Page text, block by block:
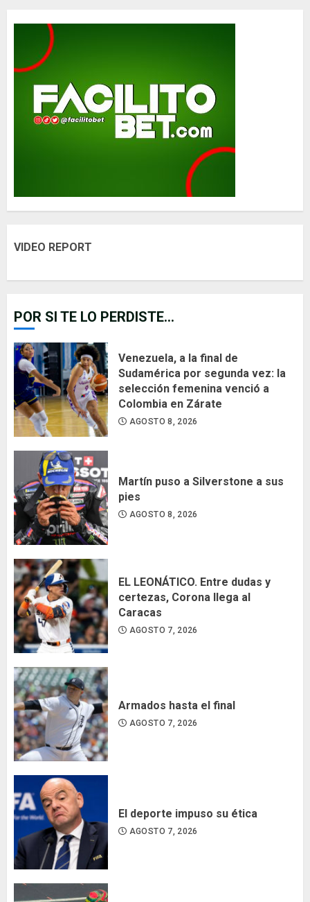
VIDEO REPORT
POR SI TE LO PERDISTE...
Venezuela, a la final de
Sudamérica por segunda vez: la
selección femenina venció a
Colombia en Zárate
AGOSTO 8, 2026
Martín puso a Silverstone a sus
pies
AGOSTO 8, 2026
EL LEONÁTICO. Entre dudas y
certezas, Corona llega al
Caracas
AGOSTO 7, 2026
Armados hasta el final
AGOSTO 7, 2026
El deporte impuso su ética
AGOSTO 7, 2026